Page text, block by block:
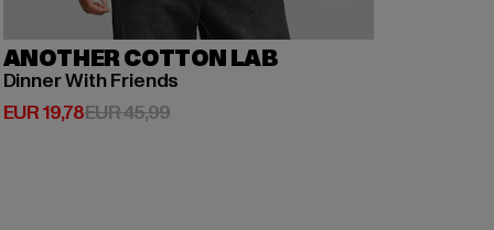
ANOTHER COTTON LAB
Dinner With Friends
EUR 19,78
Huidige prijs: EUR 19,78
EUR 45,99Actieprijs: EUR 45,99